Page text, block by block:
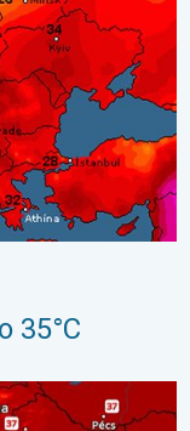
35°C
27°C. . .